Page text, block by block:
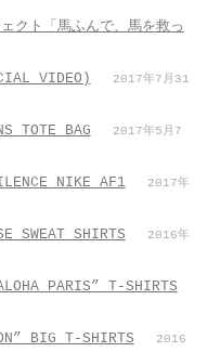
クト「馬ふんで、馬を救っ
VIDEO)
2017年7月31
TOTE BAG
2017年5月7
NIKE AF1
2017年
SWEAT SHIRTS
2016年
PARIS” T-SHIRTS
BIG T-SHIRTS
2016